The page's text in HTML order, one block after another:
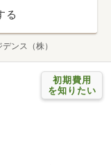
る
ンス（株）
初期費用
を知りたい